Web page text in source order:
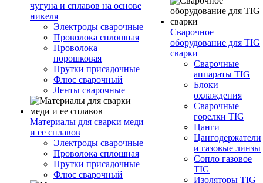
чугуна и сплавов на основе
никеля
Электроды сварочные
Проволока сплошная
Проволока
порошковая
Прутки присадочные
Флюс сварочный
Ленты сварочные
Материалы для сварки меди
и ее сплавов
Электроды сварочные
Проволока сплошная
Прутки присадочные
Флюс сварочный
Сварочное
оборудование для TIG
сварки
Сварочные
аппараты TIG
Блоки
охлаждения
Сварочные
горелки TIG
Цанги
Цангодержатели
и газовые линзы
Сопло газовое
TIG
Изоляторы TIG